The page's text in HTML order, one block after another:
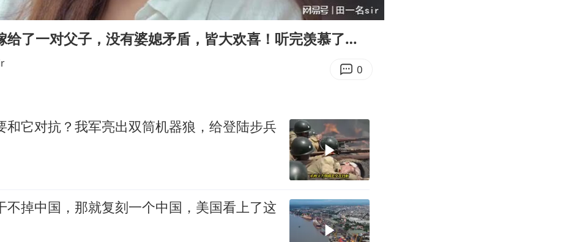
国防部：中国军队坚决反制任何闹海挑衅图谋
今日立秋你咬秋了吗
建筑工人不慎坠落身体被3根钢筋刺穿
01:13
Enter
给了一对父子，没有婆媳矛盾，皆大欢喜！听完羡慕了…
0
和它对抗？我军亮出双筒机器狼，给登陆步兵
不掉中国，那就复刻一个中国，美国看上了这